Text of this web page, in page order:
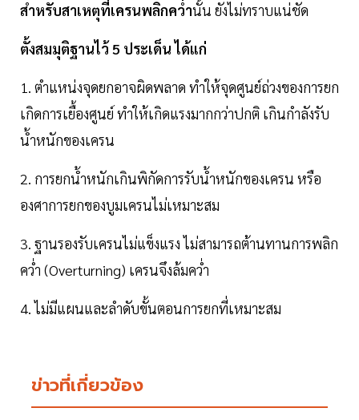
สำหรับสาเหตุที่เครนพลิกคว่ำนั้น ยังไม่ทราบแน่ชัด
ตั้งสมมุติฐานไว้ 5 ประเด็น ได้แก่
1. ตำแหน่งจุดยกอาจผิดพลาด ทำให้จุดศูนย์ถ่วงของการยก
เกิดการเยื้องศูนย์ ทำให้เกิดแรงมากกว่าปกติ เกินกำลังรับ
น้ำหนักของเครน
2. การยกน้ำหนักเกินพิกัดการรับน้ำหนักของเครน หรือ
องศาการยกของบูมเครนไม่เหมาะสม
3. ฐานรองรับเครนไม่แข็งแรง ไม่สามารถต้านทานการพลิก
คว่ำ (Overturning) เครนจึงล้มคว่ำ
4. ไม่มีแผนและลำดับขั้นตอนการยกที่เหมาะสม
ข่าวที่เกี่ยวข้อง